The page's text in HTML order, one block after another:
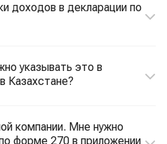
доходов в декларации по
указывать это в
Казахстане?
компании. Мне нужно
форме 270 в приложении